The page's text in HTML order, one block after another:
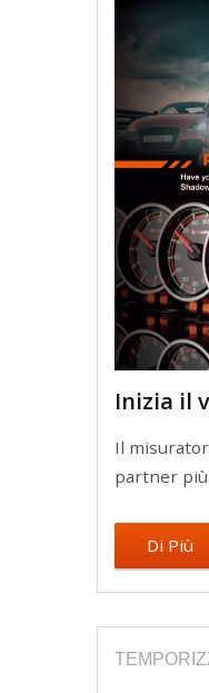
Inizia il
Il
partner
Di Più